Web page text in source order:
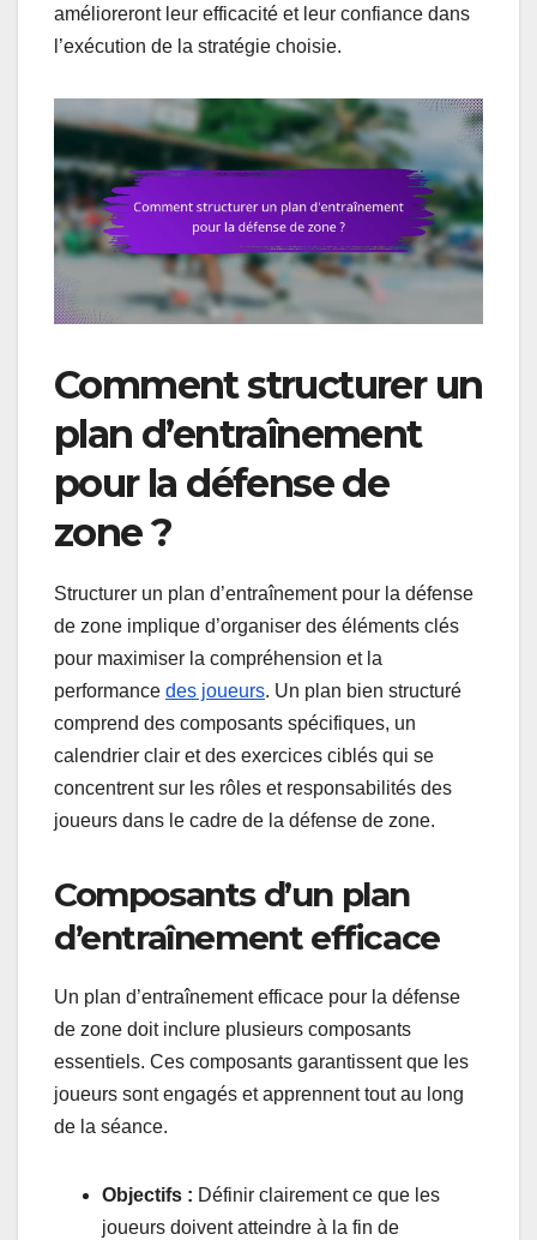
amélioreront leur efficacité et leur confiance dans
l’exécution de la stratégie choisie.
Comment structurer un
plan d’entraînement
pour la défense de
zone ?
Structurer un plan d’entraînement pour la défense
de zone implique d’organiser des éléments clés
pour maximiser la compréhension et la
performance des joueurs. Un plan bien structuré
comprend des composants spécifiques, un
calendrier clair et des exercices ciblés qui se
concentrent sur les rôles et responsabilités des
joueurs dans le cadre de la défense de zone.
Composants d’un plan
d’entraînement efficace
Un plan d’entraînement efficace pour la défense
de zone doit inclure plusieurs composants
essentiels. Ces composants garantissent que les
joueurs sont engagés et apprennent tout au long
de la séance.
Objectifs : Définir clairement ce que les
joueurs doivent atteindre à la fin de